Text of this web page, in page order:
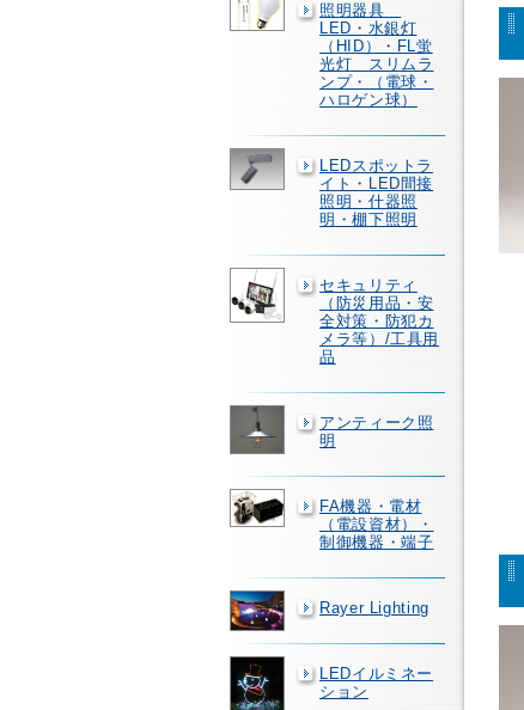
照明器具
LED・水銀灯
（HID）・FL蛍
光灯 スリムラ
ンプ・（電球・
ハロゲン球）
LEDスポットラ
イト・LED間接
照明・什器照
明・棚下照明
セキュリティ
（防災用品・安
全対策・防犯カ
メラ等）/工具用
品
アンティーク照
明
FA機器・電材
（電設資材）・
制御機器・端子
Rayer Lighting
LEDイルミネー
ション